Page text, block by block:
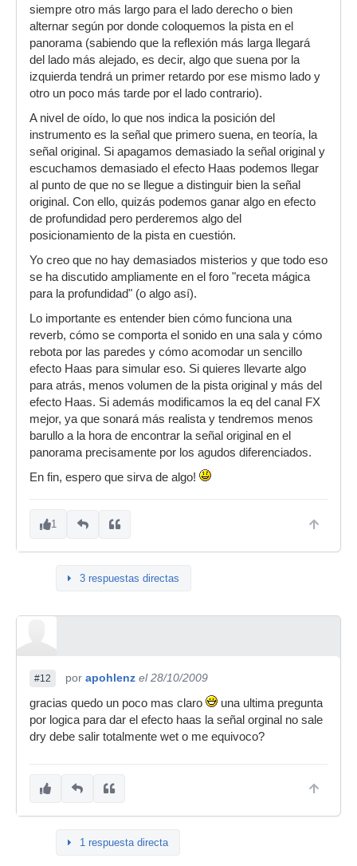
siempre otro más largo para el lado derecho o bien
alternar según por donde coloquemos la pista en el
panorama (sabiendo que la reflexión más larga llegará
del lado más alejado, es decir, algo que suena por la
izquierda tendrá un primer retardo por ese mismo lado y
otro un poco más tarde por el lado contrario).
A nivel de oído, lo que nos indica la posición del
instrumento es la señal que primero suena, en teoría, la
señal original. Si apagamos demasiado la señal original y
escuchamos demasiado el efecto Haas podemos llegar
al punto de que no se llegue a distinguir bien la señal
original. Con ello, quizás podemos ganar algo en efecto
de profundidad pero perderemos algo del
posicionamiento de la pista en cuestión.
Yo creo que no hay demasiados misterios y que todo eso
se ha discutido ampliamente en el foro "receta mágica
para la profundidad" (o algo así).
Lo importante es entender bien cómo funciona una
reverb, cómo se comporta el sonido en una sala y cómo
rebota por las paredes y cómo acomodar un sencillo
efecto Haas para simular eso. Si quieres llevarte algo
para atrás, menos volumen de la pista original y más del
efecto Haas. Si además modificamos la eq del canal FX
mejor, ya que sonará más realista y tendremos menos
barullo a la hora de encontrar la señal original en el
panorama precisamente por los agudos diferenciados.
En fin, espero que sirva de algo!
1
3 respuestas directas
#12 por apohlenz el 28/10/2009
gracias quedo un poco mas claro
una ultima pregunta
por logica para dar el efecto haas la señal orginal no sale
dry debe salir totalmente wet o me equivoco?
1 respuesta directa